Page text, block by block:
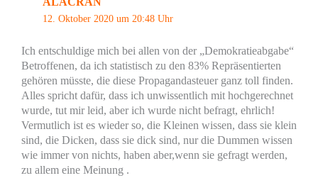
12. Oktober 2020 um 20:48 Uhr
Ich entschuldige mich bei allen von der „Demokratieabgabe“
Betroffenen, da ich statistisch zu den 83% Repräsentierten
gehören müsste, die diese Propagandasteuer ganz toll finden.
Alles spricht dafür, dass ich unwissentlich mit hochgerechnet
wurde, tut mir leid, aber ich wurde nicht befragt, ehrlich!
Vermutlich ist es wieder so, die Kleinen wissen, dass sie klein
sind, die Dicken, dass sie dick sind, nur die Dummen wissen
wie immer von nichts, haben aber,wenn sie gefragt werden,
zu allem eine Meinung .